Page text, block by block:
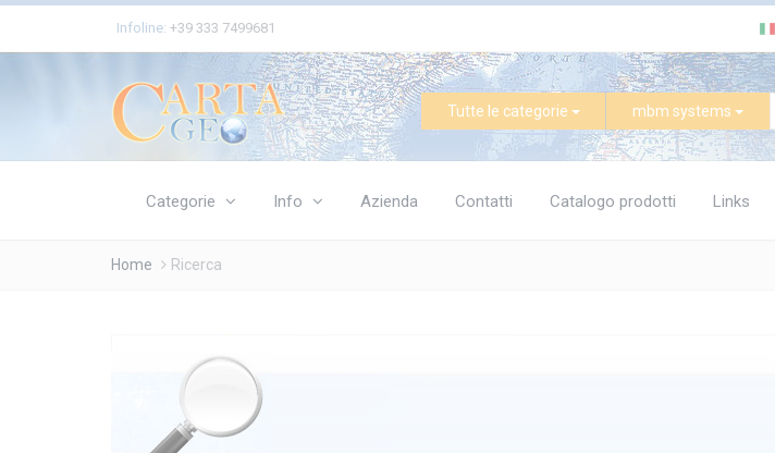
Infoline: +39 333 7499681
Tutte le categorie mbm systems
Categorie Info Azienda Contatti Catalogo prodotti Links
Home Ricerca
Cookies management panel